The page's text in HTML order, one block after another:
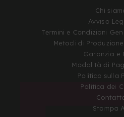
Chi
Avviso
Termini e Condizioni
Metodi di
Garanzia e
Modalità di
Politica sulla
Politica dei
Stampa